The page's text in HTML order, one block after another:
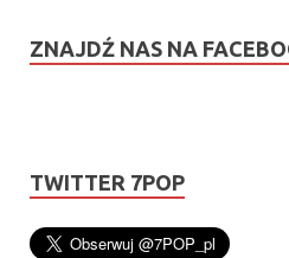
ZNAJDŹ NAS NA
TWITTER 7POP